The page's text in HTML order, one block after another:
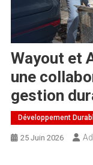
Wayout et
une
gestion
Développement
25 Juin 2026